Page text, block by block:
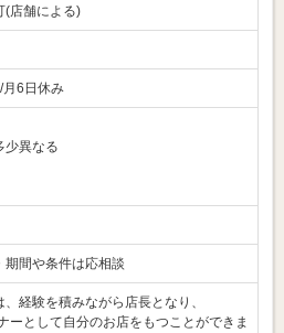
(店舗による)
月6日休み
異なる
期間や条件は応相談
経験を積みながら店長となり、
ーとして自分のお店をもつことができま